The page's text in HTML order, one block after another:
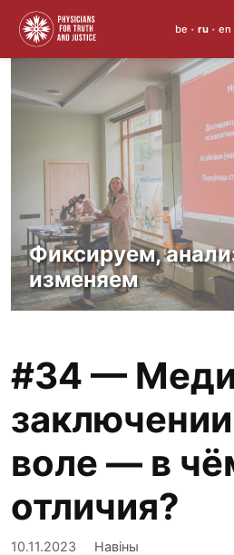
to
content
be • ru • en
Фиксируем,
изменяем
#34 —
воле — в
отличия?
10.11.2023 Навіны